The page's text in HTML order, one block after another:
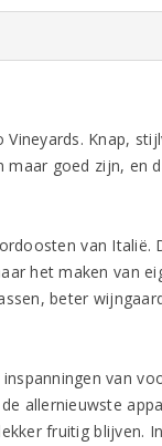
Knap,
goed zijn, en
van Italië.
het maken van
beter
van
allernieuwste
fruitig blijven.